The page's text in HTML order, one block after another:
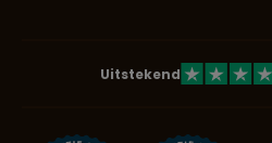
Uitstekend